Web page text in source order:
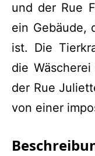
und der Rue
ein Gebäude,
ist. Die
die
der Rue
von einer